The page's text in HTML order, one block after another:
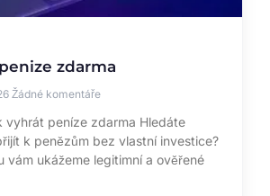
zdarma
Žádné komentáře
vyhrát peníze zdarma Hledáte
k penězům bez vlastní investice?
vám ukážeme legitimní a ověřené